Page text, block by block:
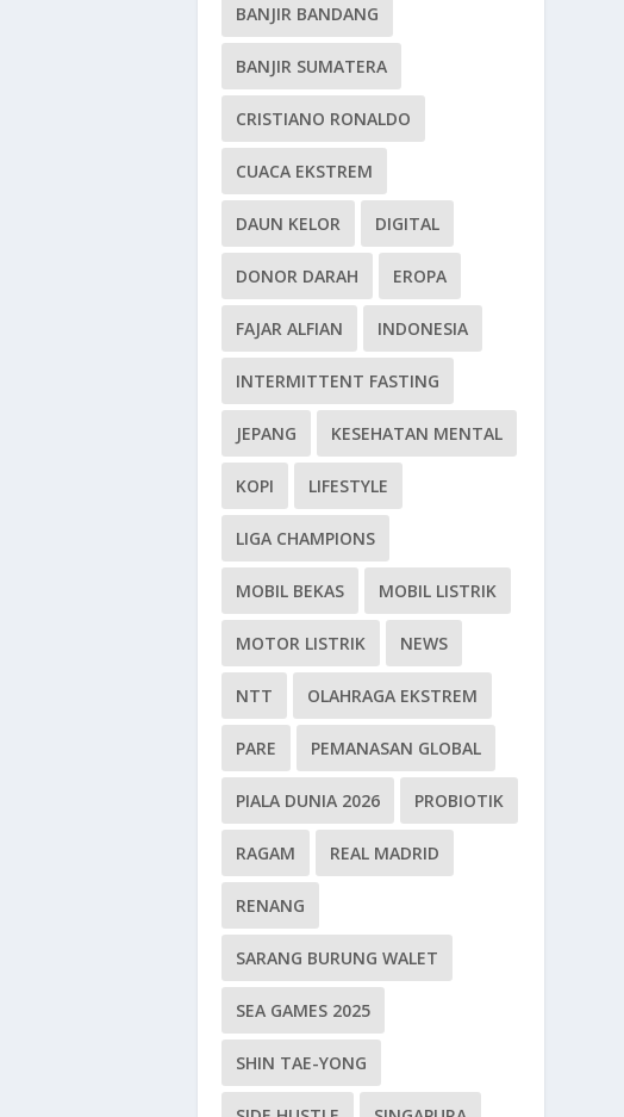
BANJIR BANDANG
BANJIR SUMATERA
CRISTIANO RONALDO
CUACA EKSTREM
DAUN KELOR DIGITAL
DONOR DARAH EROPA
FAJAR ALFIAN INDONESIA
INTERMITTENT FASTING
JEPANG KESEHATAN MENTAL
KOPI LIFESTYLE
LIGA CHAMPIONS
MOBIL BEKAS MOBIL LISTRIK
MOTOR LISTRIK NEWS
NTT OLAHRAGA EKSTREM
PARE PEMANASAN GLOBAL
PIALA DUNIA 2026 PROBIOTIK
RAGAM REAL MADRID
RENANG
SARANG BURUNG WALET
SEA GAMES 2025
SHIN TAE-YONG